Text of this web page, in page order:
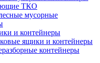
ТКО
мусорные
и контейнеры
ящики и контейнеры
контейнеры